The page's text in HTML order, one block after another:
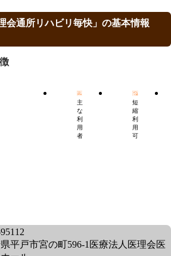
会通所リハビリ毎快」の基本情報
主
な
利
用
者
短
縮
利
用
可
平戸市宮の町596-1医療法人医理会医